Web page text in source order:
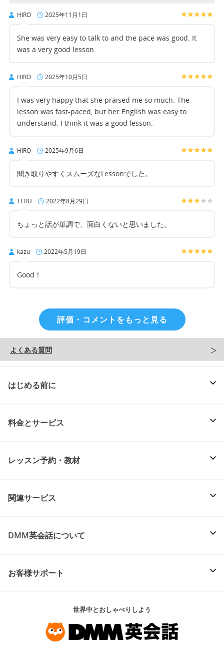
HIRO 2025年11月1日
She was very easy to talk to and the pace was good. It
was a very good lesson.
HIRO 2025年10月5日
I was very happy that she praised me so much. The
lesson was fast-paced, but her English was easy to
understand. I think it was a good lesson.
HIRO 2025年9月6日
聞き取りやすくスムーズなLessonでした。
TERU 2022年8月29日
ちょっと話が単調で、面白くないと思いました。
kazu 2022年5月19日
Good！
評価・コメントをもっと見る
よくある質問
はじめる前に
料金とサービス
レッスン予約・教材
関連サービス
DMM英会話について
お客様サポート
世界中とおしゃべりしよう